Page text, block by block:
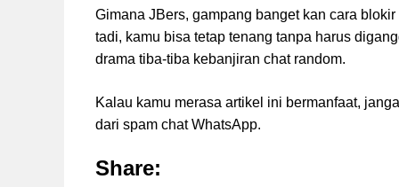
Gimana JBers, gampang banget kan cara
tadi, kamu bisa tetap tenang tanpa harus
drama tiba-tiba kebanjiran chat random.
Kalau kamu merasa artikel ini bermanfaat,
dari spam chat WhatsApp.
Share: